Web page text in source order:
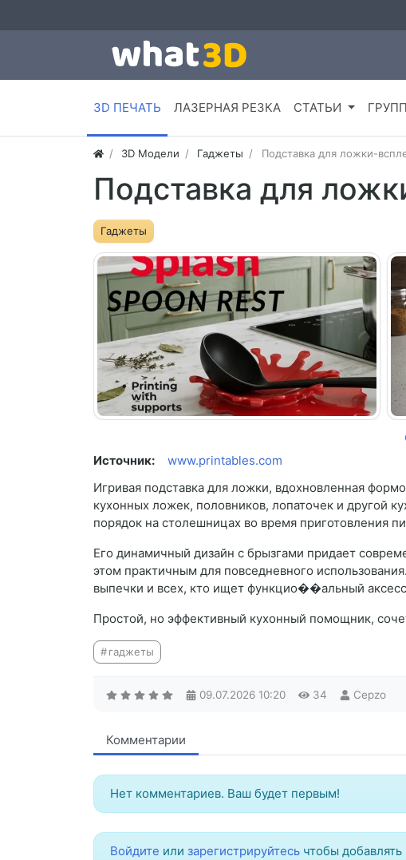
3D ПЕЧАТЬ ЛАЗЕРНАЯ РЕЗКА СТАТЬИ
3D Модели Гаджеты Подставка для ложки-
Подставка для
Гаджеты
Источник:
www.printables.com
Игривая подставка для ложки, вдохновленная
кухонных ложек, половников, лопаточек и другой
порядок на столешницах во время приготовления
Его динамичный дизайн с брызгами придает
этом практичным для повседневного
выпечки и всех, кто ищет функцио��альный
Простой, но эффективный кухонный помощник,
гаджеты
09.07.2026 10:20 34 Cepzo
Комментарии
Нет комментариев. Ваш будет первым!
Войдите или зарегистрируйтесь чтобы